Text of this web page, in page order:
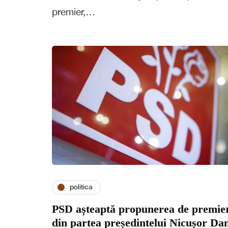
premier,…
politica
PSD așteaptă propunerea de
din partea președintelui Nicușor